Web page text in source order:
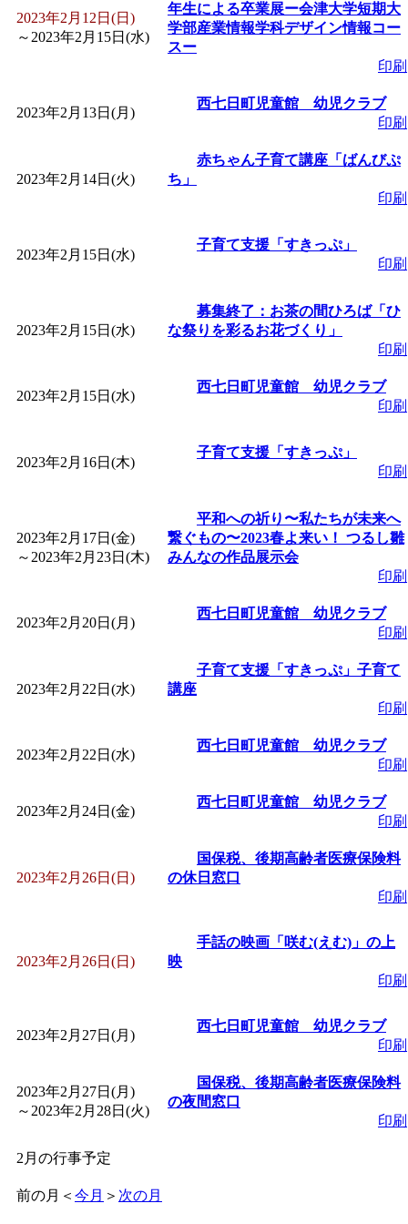
2023年2月12日(日)
～ 2023年2月15日(水)
年生による卒業展ー会津大学短期大
学部産業情報学科デザイン情報コー
スー
印刷
2023年2月13日(月)
西七日町児童館 幼児クラブ
印刷
2023年2月14日(火)
赤ちゃん子育て講座「ばんびぷ
ち」
印刷
2023年2月15日(水)
子育て支援「すきっぷ」
印刷
2023年2月15日(水)
募集終了：お茶の間ひろば「ひ
な祭りを彩るお花づくり」
印刷
2023年2月15日(水)
西七日町児童館 幼児クラブ
印刷
2023年2月16日(木)
子育て支援「すきっぷ」
印刷
2023年2月17日(金)
～ 2023年2月23日(木)
平和への祈り〜私たちが未来へ
繋ぐもの〜2023春よ来い！ つるし雛
みんなの作品展示会
印刷
2023年2月20日(月)
西七日町児童館 幼児クラブ
印刷
2023年2月22日(水)
子育て支援「すきっぷ」子育て
講座
印刷
2023年2月22日(水)
西七日町児童館 幼児クラブ
印刷
2023年2月24日(金)
西七日町児童館 幼児クラブ
印刷
2023年2月26日(日)
国保税、後期高齢者医療保険料
の休日窓口
印刷
2023年2月26日(日)
手話の映画「咲む(えむ)」の上
映
印刷
2023年2月27日(月)
西七日町児童館 幼児クラブ
印刷
2023年2月27日(月)
～ 2023年2月28日(火)
国保税、後期高齢者医療保険料
の夜間窓口
印刷
2月の行事予定
前の月 ＜ 今月 ＞ 次の月